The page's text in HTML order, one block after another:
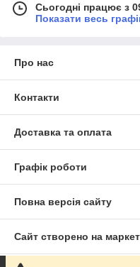
Сьогодні працює з
Показати весь
Про нас
Контакти
Доставка та оплата
Графік роботи
Повна версія сайту
Сайт створено на